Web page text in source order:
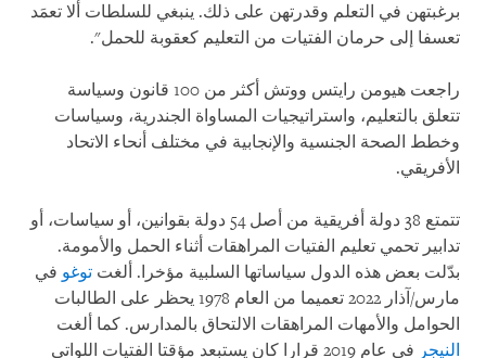
برغبتهن في التعلم وقدرتهن على ذلك. ينبغي للسلطات ألا تعمَد
تعسفا إلى حرمان الفتيات من التعليم كعقوبة للحمل".
راجعت هيومن رايتس ووتش أكثر من 100 قانون وسياسة
تتعلق بالتعليم، واستراتيجيات المساواة الجندرية، وسياسات
وخطط الصحة الجنسية والإنجابية في مختلف أنحاء الاتحاد
الأفريقي.
تتمتع 38 دولة أفريقية من أصل 54 دولة بقوانين، أو سياسات، أو
تدابير تحمي تعليم الفتيات المراهقات أثناء الحمل والأمومة.
بدّلت بعض هذه الدول سياساتها السلبية مؤخرا. ألغت توغو في
مارس/آذار 2022 تعميما من العام 1978 يحظر على الطالبات
الحوامل والأمهات المراهقات الالتحاق بالمدارس. كما ألغت
النيجر
في عام 2019 قرارا كان يستبعد مؤقتا الفتيات اللواتي